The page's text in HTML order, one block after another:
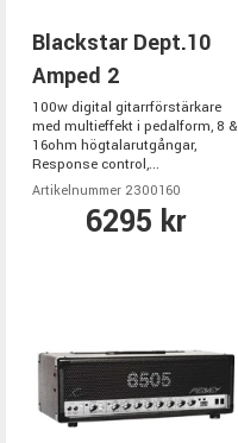
Blackstar Dept.10
Amped 2
100w digital gitarrförstärkare
med multieffekt i pedalform, 8 &
16ohm högtalarutgångar,
Response control,...
Artikelnummer 2300160
6295 kr